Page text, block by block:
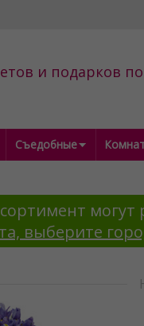
и подарков по
Съедобные
могут
выберите